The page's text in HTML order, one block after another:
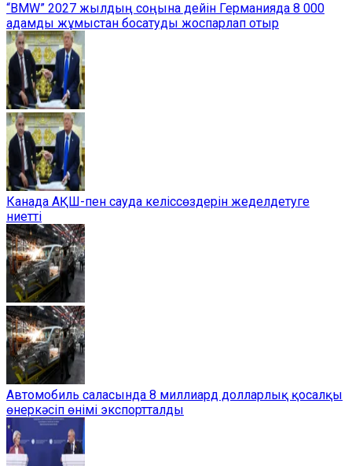
“BMW” 2027 жылдың соңына дейін Германияда 8 000
адамды жұмыстан босатуды жоспарлап отыр
Канада АҚШ-пен сауда келіссөздерін жеделдетуге
ниетті
Автомобиль саласында 8 миллиард долларлық қосалқы
өнеркәсіп өнімі экспортталды